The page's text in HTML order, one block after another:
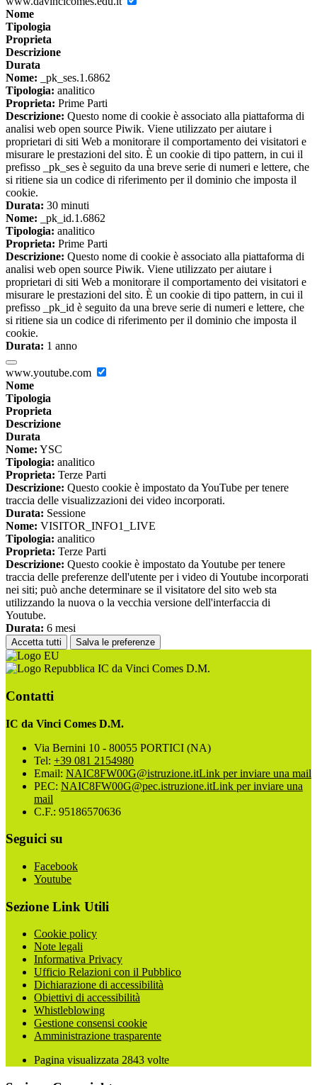
Nome
Tipologia
Proprieta
Descrizione
Durata
Nome: _pk_ses.1.6862
Tipologia: analitico
Proprieta: Prime Parti
Descrizione: Questo nome di cookie è associato alla piattaforma di
analisi web open source Piwik. Viene utilizzato per aiutare i
proprietari di siti Web a monitorare il comportamento dei visitatori e
misurare le prestazioni del sito. È un cookie di tipo pattern, in cui il
prefisso _pk_ses è seguito da una breve serie di numeri e lettere, che
si ritiene sia un codice di riferimento per il dominio che imposta il
cookie.
Durata: 30 minuti
Nome: _pk_id.1.6862
Tipologia: analitico
Proprieta: Prime Parti
Descrizione: Questo nome di cookie è associato alla piattaforma di
analisi web open source Piwik. Viene utilizzato per aiutare i
proprietari di siti Web a monitorare il comportamento dei visitatori e
misurare le prestazioni del sito. È un cookie di tipo pattern, in cui il
prefisso _pk_id è seguito da una breve serie di numeri e lettere, che
si ritiene sia un codice di riferimento per il dominio che imposta il
cookie.
Durata: 1 anno
www.youtube.com
Nome
Tipologia
Proprieta
Descrizione
Durata
Nome: YSC
Tipologia: analitico
Proprieta: Terze Parti
Descrizione: Questo cookie è impostato da YouTube per tenere
traccia delle visualizzazioni dei video incorporati.
Durata: Sessione
Nome: VISITOR_INFO1_LIVE
Tipologia: analitico
Proprieta: Terze Parti
Descrizione: Questo cookie è impostato da Youtube per tenere
traccia delle preferenze dell'utente per i video di Youtube incorporati
nei siti; può anche determinare se il visitatore del sito web sta
utilizzando la nuova o la vecchia versione dell'interfaccia di
Youtube.
Durata: 6 mesi
Accetta tutti Salva le preferenze
IC da Vinci Comes D.M.
Contatti
IC da Vinci Comes D.M.
Via Bernini 10 - 80055 PORTICI (NA)
Tel: +39 081 2154980
Email: NAIC8FW00G@istruzione.itLink per inviare una mail
PEC: NAIC8FW00G@pec.istruzione.itLink per inviare una
mail
C.F.: 95186570636
Seguici su
Facebook
Youtube
Sezione Link Utili
Cookie policy
Note legali
Informativa Privacy
Ufficio Relazioni con il Pubblico
Dichiarazione di accessibilità
Obiettivi di accessibilità
Whistleblowing
Gestione consensi cookie
Amministrazione trasparente
Pagina visualizzata 2843 volte